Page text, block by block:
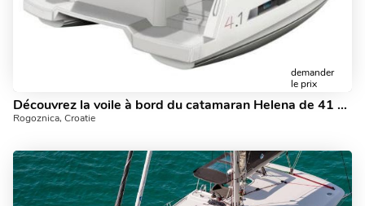
demander
le prix
Découvrez la voile à bord du catamaran Helena de 41 pieds à louer à Rogoznica, Croatie - un yacht à 6 cabines.
Rogoznica, Croatie